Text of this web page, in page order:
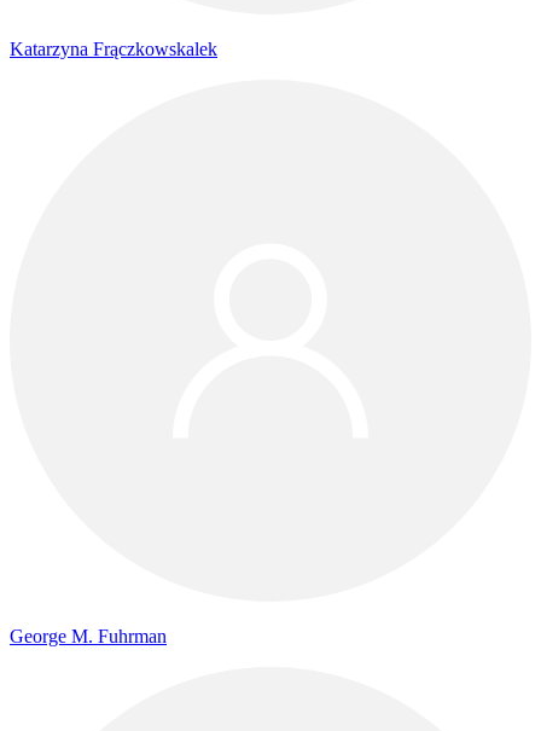
Katarzyna Frączkowskalek
George M. Fuhrman